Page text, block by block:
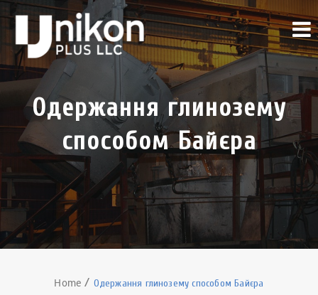
Одержання глинозему
способом Байєра
Home Одержання глинозему способом Байєра